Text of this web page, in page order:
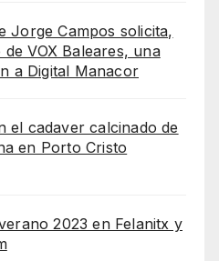
Jorge Campos solicita,
VOX Baleares, una
a Digital Manacor
el cadaver calcinado de
en Porto Cristo
2023 en Felanitx y